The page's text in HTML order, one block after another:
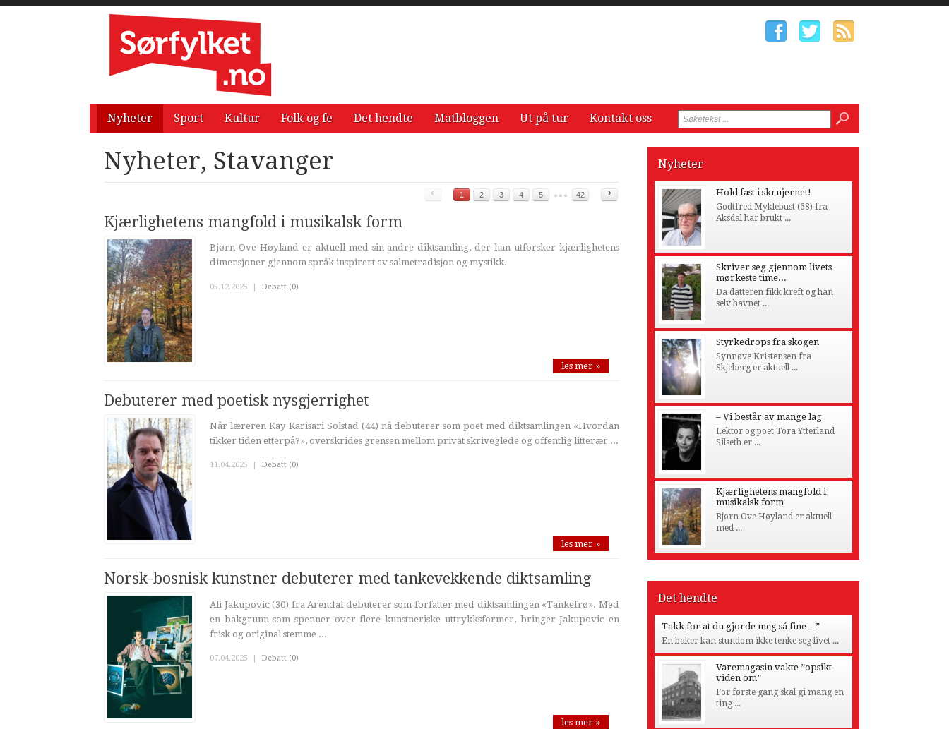
Nyheter Sport Kultur Folk og fe Det hendte Matbloggen Ut på tur Kontakt oss
Nyheter, Stavanger
‹ 1 2 3 4 5 42 ›
Kjærlighetens mangfold i musikalsk form
Bjørn Ove Høyland er aktuell med sin andre diktsamling, der han utforsker kjærlighetens
dimensjoner gjennom språk inspirert av salmetradisjon og mystikk.
05.12.2025 | Debatt (0)
les mer »
Debuterer med poetisk nysgjerrighet
Når læreren Kay Karisari Solstad (44) nå debuterer som poet med diktsamlingen «Hvordan
tikker tiden etterpå?», overskrides grensen mellom privat skriveglede og offentlig litterær ...
11.04.2025 Debatt (0)
les mer »
Norsk-bosnisk kunstner debuterer med tankevekkende diktsamling
Ali Jakupovic (30) fra Arendal debuterer som forfatter med diktsamlingen «Tankefrø». Med
en bakgrunn som spenner over flere kunstneriske uttrykksformer, bringer Jakupovic en
frisk og original stemme ...
07.04.2025 | Debatt (0)
les mer »
Nyheter
Hold fast i skrujernet!
Godtfred Myklebust (68) fra
Aksdal har brukt ...
Skriver seg gjennom livets
mørkeste time...
Da datteren fikk kreft og han
selv havnet ...
Styrkedrops fra skogen
Synnøve Kristensen fra
Skjeberg er aktuell ...
– Vi består av mange lag
Lektor og poet Tora Ytterland
Silseth er ...
Kjærlighetens mangfold i
musikalsk form
Bjørn Ove Høyland er aktuell
med ...
Det hendte
Takk for at du gjorde meg så fine…”
En baker kan stundom ikke tenke seg livet ...
Varemagasin vakte ”opsikt
viden om”
For første gang skal gi mang en
ting ...